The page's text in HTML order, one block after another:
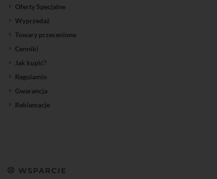
Oferty Specjalne
Wyprzedaż
Towary przecenione
Cenniki
Jak kupić?
Regulamin
Gwarancja
Reklamacje
WSPARCIE